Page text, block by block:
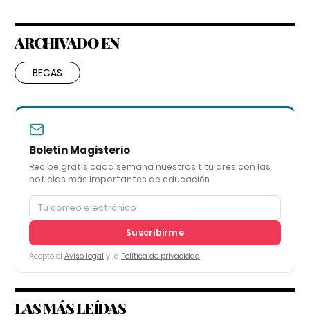
ARCHIVADO EN
BECAS
Boletín Magisterio
Recibe gratis cada semana nuestros titulares con las
noticias más importantes de educación
Suscribirme
Acepto el Aviso legal y la Política de privacidad
LAS MÁS LEÍDAS